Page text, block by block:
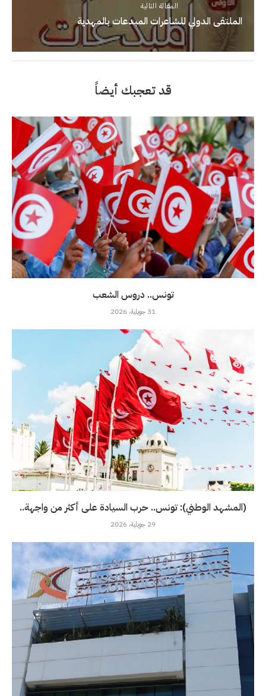
المقالة التالية
الملتقى الدولي للشاعرات المبدعات بالمهدية
قد تعجبك أيضاً
تونس.. دروس الشعب
31 جويلية، 2026
(المشهد الوطني): تونس.. حرب السيادة على أكثر من واجهة..
29 جويلية، 2026